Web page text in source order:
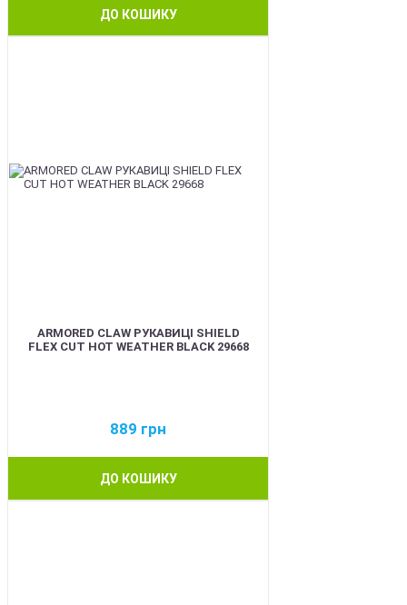
ДО КОШИКУ
ARMORED CLAW РУКАВИЦІ SHIELD
FLEX CUT HOT WEATHER BLACK 29668
889 грн
ДО КОШИКУ